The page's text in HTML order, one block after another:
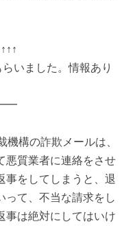
いました。情報あり
機構の詐欺メールは、
悪質業者に連絡をさせ
事をしてしまうと、退
って、不当な請求をし
事は絶対にしてはいけ